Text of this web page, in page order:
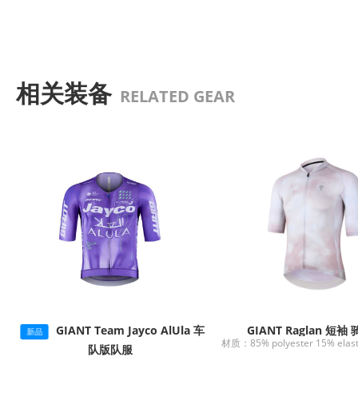
相关装备 RELATED GEAR
新品
GIANT Team Jayco AlUla 车
队版队服
GIANT Raglan 短袖